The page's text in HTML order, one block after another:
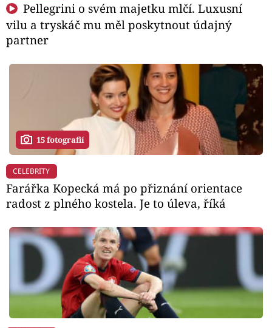
Pellegrini o svém majetku mlčí. Luxusní
vilu a tryskáč mu měl poskytnout údajný
partner
15 fotografií
CELEBRITY
Farářka Kopecká má po přiznání orientace
radost z plného kostela. Je to úleva, říká